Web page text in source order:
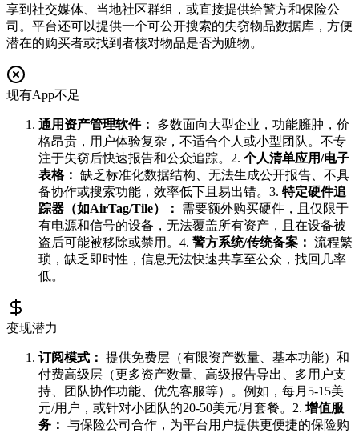
享到社交媒体、当地社区群组，或直接提供给警方和保险公
司。平台还可以提供一个可公开搜索的失窃物品数据库，方便
潜在的购买者或找到者核对物品是否为赃物。
现有App不足
通用资产管理软件：
多数面向大型企业，功能臃肿，价
格昂贵，用户体验复杂，不适合个人或小型团队。不专
注于失窃后快速报告和公众追踪。2. 个人清单应用/电子
表格： 缺乏标准化数据结构、无法生成公开报告、不具
备协作或搜索功能，效率低下且易出错。3. 特定硬件追
踪器（如AirTag/Tile）：
需要额外购买硬件，且仅限于
有电源和信号的设备，无法覆盖所有资产，且在设备被
盗后可能被移除或禁用。4. 警方系统/传统备案： 流程繁
琐，缺乏即时性，信息无法快速共享至公众，找回几率
低。
变现潜力
订阅模式： 提供免费层（有限资产数量、基本功能）和
付费高级层（更多资产数量、高级报告导出、多用户支
持、团队协作功能、优先客服等）。例如，每月5-15美
元/用户，或针对小团队的20-50美元/月套餐。2. 增值服
务： 与保险公司合作，为平台用户提供更便捷的保险购